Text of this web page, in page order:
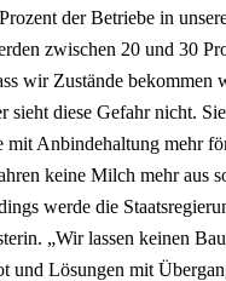
der Betriebe in
zwischen 20 und 30
wir Zustände bekommen
sieht diese Gefahr nicht.
mit Anbindehaltung mehr
keine Milch mehr aus
werde die
„Wir lassen keinen
und Lösungen mit